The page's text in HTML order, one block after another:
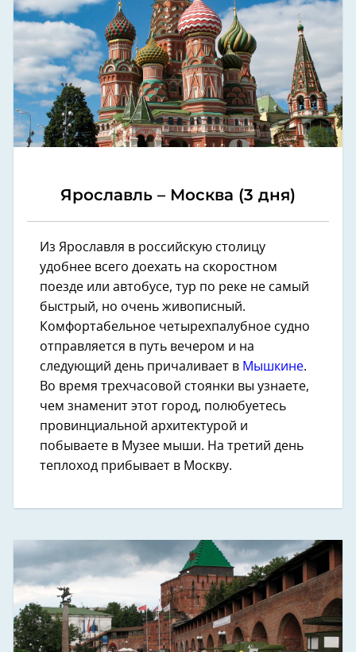
Ярославль – Москва (3 дня)
Из Ярославля в российскую столицу
удобнее всего доехать на скоростном
поезде или автобусе, тур по реке не самый
быстрый, но очень живописный.
Комфортабельное четырехпалубное судно
отправляется в путь вечером и на
следующий день причаливает в Мышкине.
Во время трехчасовой стоянки вы узнаете,
чем знаменит этот город, полюбуетесь
провинциальной архитектурой и
побываете в Музее мыши. На третий день
теплоход прибывает в Москву.